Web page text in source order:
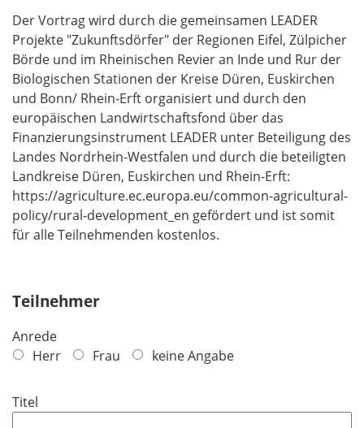
Der Vortrag wird durch die gemeinsamen LEADER
Projekte "Zukunftsdörfer" der Regionen Eifel, Zülpicher
Börde und im Rheinischen Revier an Inde und Rur der
Biologischen Stationen der Kreise Düren, Euskirchen
und Bonn/ Rhein-Erft organisiert und durch den
europäischen Landwirtschaftsfond über das
Finanzierungsinstrument LEADER unter Beteiligung des
Landes Nordrhein-Westfalen und durch die beteiligten
Landkreise Düren, Euskirchen und Rhein-Erft:
https://agriculture.ec.europa.eu/common-agricultural-
policy/rural-development_en gefördert und ist somit
für alle Teilnehmenden kostenlos.
Teilnehmer
Anrede
Herr
Frau keine Angabe
Titel